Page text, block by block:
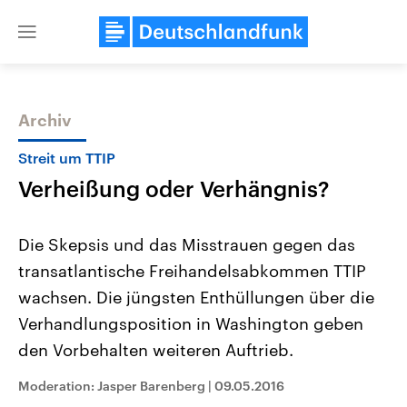
Close
Themen
Landtagswahl Sachsen-Anhalt
2026
Alle Informationen
Sachsen-Anhalt wählt am 6.
Landtag. Seit 2021 wird das
USA
Aktuelle Beiträge,
Hintergründe
Wirtschaftlich und
den mächtigsten Ländern
Archiv
Streit um TTIP
Verheißung oder Verhängnis?
Die Skepsis und das Misstrauen gegen das
transatlantische Freihandelsabkommen TTIP
wachsen. Die jüngsten Enthüllungen über die
Verhandlungsposition in Washington geben
den Vorbehalten weiteren Auftrieb.
Moderation: Jasper Barenberg | 09.05.2016